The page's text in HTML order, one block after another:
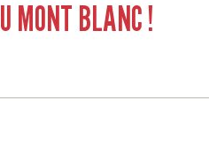
MONT BLANC !